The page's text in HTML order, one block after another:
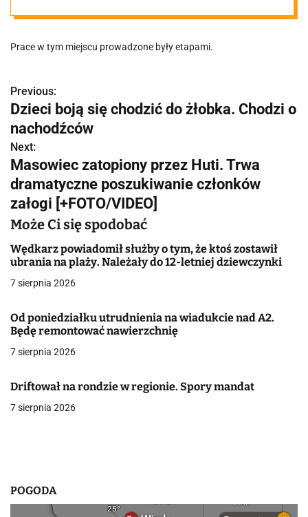
się efekty
Prace w tym miejscu prowadzone były etapami.
N
a
w
i
g
a
c
j
w
p
i
s
Previous:
Dzieci boją się chodzić do żłobka. Chodzi o
nachodźców
Next:
Masowiec zatopiony przez Huti. Trwa
dramatyczne poszukiwanie członków
załogi [+FOTO/VIDEO]
Może Ci się spodobać
Wędkarz powiadomił służby o tym, że ktoś zostawił
ubrania na plaży. Należały do 12-letniej dziewczynki
7 sierpnia 2026
Od poniedziałku utrudnienia na wiadukcie nad A2.
Będę remontować nawierzchnię
7 sierpnia 2026
Driftował na rondzie w regionie. Spory mandat
7 sierpnia 2026
POGODA